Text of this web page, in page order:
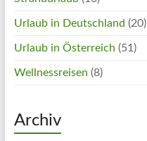
Urlaub in Deutschland (20)
Urlaub in Österreich (51)
Wellnessreisen (8)
Archiv